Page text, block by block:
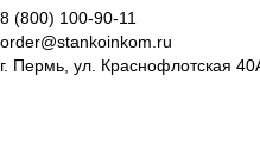
8 (800) 100-90-11
order@stankoinkom.ru
г. Пермь, ул. Краснофлотская